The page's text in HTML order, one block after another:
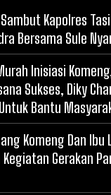
Kapolres
Bersama Sule
Inisiasi
Sukses, Diky
Bantu
Komeng Dan Ibu
Gerakan